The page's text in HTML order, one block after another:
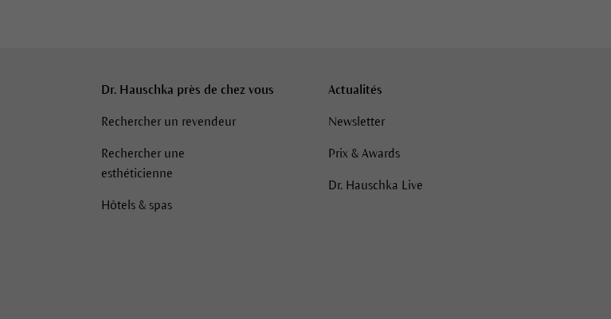
Dr. Hauschka près de chez vous
Rechercher un revendeur
Rechercher une
esthéticienne
Hôtels & spas
Actualités
Newsletter
Prix & Awards
Dr. Hauschka Live